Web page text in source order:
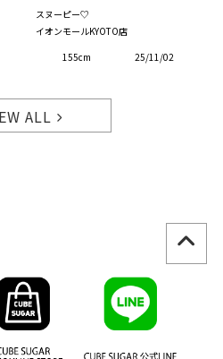
スヌーピー♡
イオンモールKYOTO店
155cm
25/11/02
ALL